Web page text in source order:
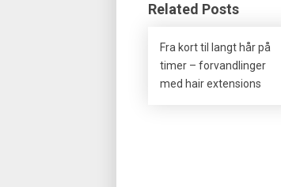
Related Posts
Fra kort til langt hår på
timer – forvandlinger
med hair extensions